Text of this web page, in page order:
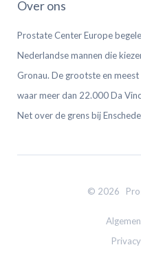
Over ons
Prostate Center Europe
Nederlandse mannen die
Gronau. De grootste en
waar meer dan 22.000 Da
Net over de grens bij
© 2026